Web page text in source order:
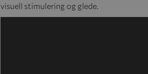
visuell stimulering og glede.